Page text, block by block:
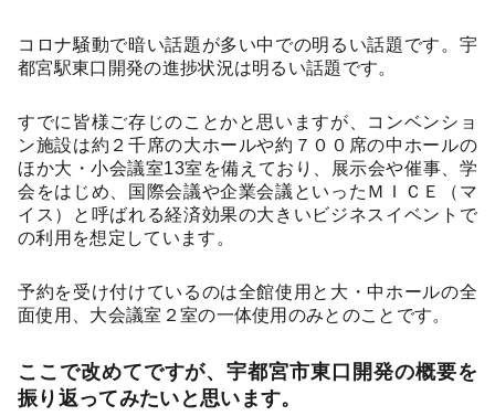
コロナ騒動で暗い話題が多い中での明るい話題です。宇
都宮駅東口開発の進捗状況は明るい話題です。
すでに皆様ご存じのことかと思いますが、コンベンショ
ン施設は約２千席の大ホールや約７００席の中ホールの
ほか大・小会議室13室を備えており、展示会や催事、学
会をはじめ、国際会議や企業会議といったＭＩＣＥ（マ
イス）と呼ばれる経済効果の大きいビジネスイベントで
の利用を想定しています。
予約を受け付けているのは全館使用と大・中ホールの全
面使用、大会議室２室の一体使用のみとのことです。
ここで改めてですが、宇都宮市東口開発の概要を
振り返ってみたいと思います。